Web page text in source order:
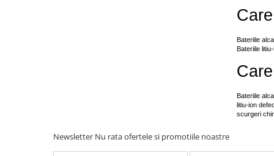
Bateriile
Bateriile
Bateriile
litiu-ion
scurgeri
Newsletter Nu rata ofertele si promotiile noastre